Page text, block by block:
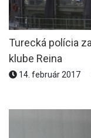
Turecká polícia
klube Reina
14. február 2017